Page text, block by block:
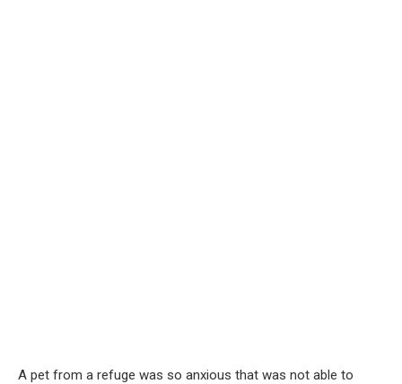
A pet from a refuge was so anxious that was not able to